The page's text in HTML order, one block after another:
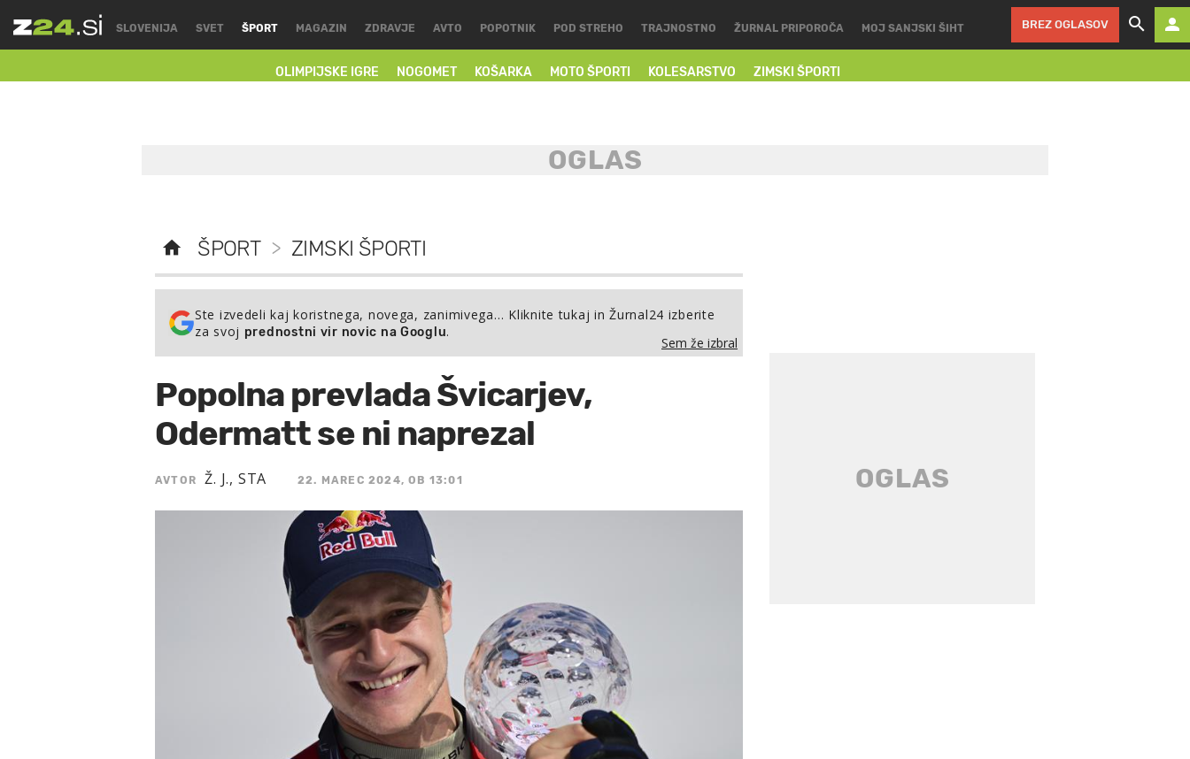
SLOVENIJA SVET ŠPORT
OLIMPIJSKE IGRE NOGOMET KOŠARKA MOTO ŠPORTI KOLESARSTVO ZIMSKI ŠPORTI
MAGAZIN ZDRAVJE AVTO POPOTNIK POD STREHO TRAJNOSTNO ŽURNAL PRIPOROČA MOJ SANJSKI ŠIHT BREZ OGLASOV
ŠPORT > ZIMSKI ŠPORTI
Ste izvedeli kaj koristnega, novega, zanimivega… Kliknite tukaj in Žurnal24 izberite
za svoj prednostni vir novic na Googlu.
Sem že izbral
Popolna prevlada Švicarjev,
Odermatt se ni naprezal
AVTOR Ž. J., STA 22. MAREC 2024, OB 13:01